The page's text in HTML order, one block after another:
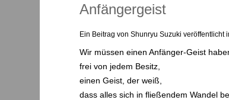
Anfängergeist
Ein Beitrag von Shunryu Suzuki veröffentlicht
Wir müssen einen Anfänger-Geist
frei von jedem Besitz,
einen Geist, der weiß,
dass alles sich in fließendem Wandel